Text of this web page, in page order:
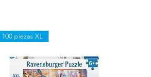
100 piezas XL